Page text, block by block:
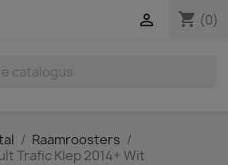
shopping_cart (0)

Raamroosters
Trafic Klep 2014+ Wit